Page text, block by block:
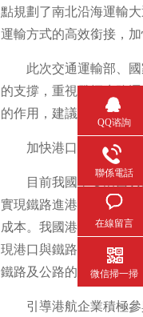
點規劃了南北沿海運輸
運輸方式的高效銜接，
此次交通運輸部、
的支撐，重視發揮水路
的作用，建議注重抓好
加快港口集疏運體
目前我國主要港口
實現鐵路進港，例如：
成本。我國港口集裝箱
現港口與鐵路的高效對
鐵路及公路的有效銜接
引導港航企業積極
QQ谘詢
聯係電話
在線留言
微信掃一掃